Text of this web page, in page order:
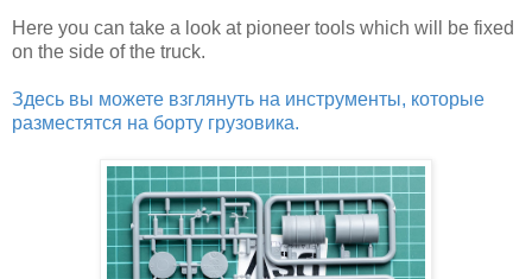
Here you can take a look at pioneer tools which will be fixed
on the side of the truck.
Здесь вы можете взглянуть на инструменты, которые
разместятся на борту грузовика.